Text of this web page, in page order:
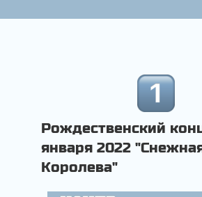
Рождественский
января 2022
Королева"